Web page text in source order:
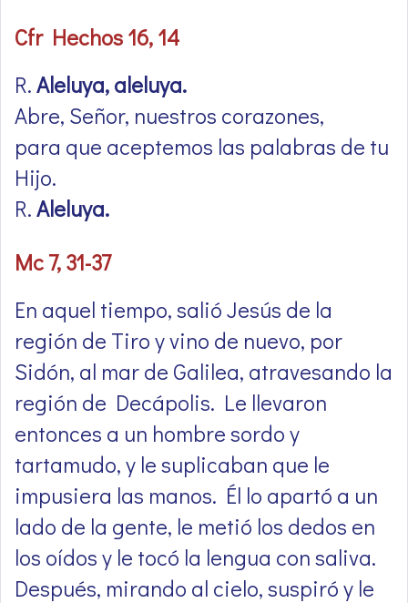
Cfr Hechos 16, 14
R.Aleluya, aleluya.
Abre, Señor, nuestros corazones,
para que aceptemos las palabras de tu
Hijo.
R.Aleluya.
Mc 7, 31-37
En aquel tiempo, salió Jesús de la
región de Tiro y vino de nuevo, por
Sidón, al mar de Galilea, atravesando la
región de Decápolis. Le llevaron
entonces a un hombre sordo y
tartamudo, y le suplicaban que le
impusiera las manos. Él lo apartó a un
lado de la gente, le metió los dedos en
los oídos y le tocó la lengua con saliva.
Después, mirando al cielo, suspiró y le